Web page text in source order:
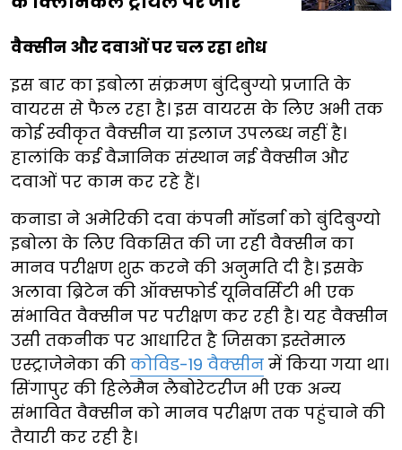
वैक्सीन और दवाओं पर चल रहा शोध
इस बार का इबोला संक्रमण बुंदिबुग्यो प्रजाति के
वायरस से फैल रहा है। इस वायरस के लिए अभी तक
कोई स्वीकृत वैक्सीन या इलाज उपलब्ध नहीं है।
हालांकि कई वैज्ञानिक संस्थान नई वैक्सीन और
दवाओं पर काम कर रहे हैं।
कनाडा ने अमेरिकी दवा कंपनी मॉडर्ना को बुंदिबुग्यो
इबोला के लिए विकसित की जा रही वैक्सीन का
मानव परीक्षण शुरू करने की अनुमति दी है। इसके
अलावा ब्रिटेन की ऑक्सफोर्ड यूनिवर्सिटी भी एक
संभावित वैक्सीन पर परीक्षण कर रही है। यह वैक्सीन
उसी तकनीक पर आधारित है जिसका इस्तेमाल
एस्ट्राजेनेका की कोविड-19 वैक्सीन में किया गया था।
सिंगापुर की हिलेमैन लैबोरेटरीज भी एक अन्य
संभावित वैक्सीन को मानव परीक्षण तक पहुंचाने की
तैयारी कर रही है।